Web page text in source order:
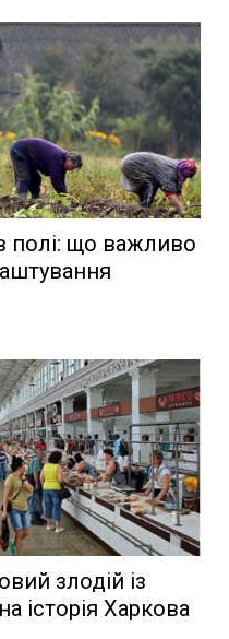
полі: що важливо
злодій із
історія Харкова